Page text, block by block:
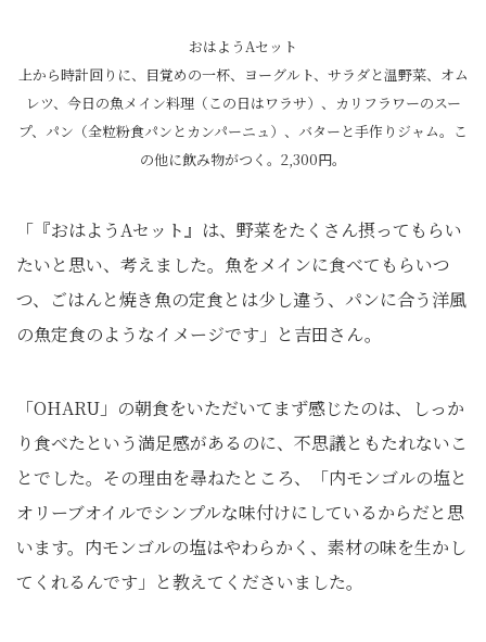
おはようAセット
上から時計回りに、目覚めの一杯、ヨーグルト、サラダと温野菜、オム
レツ、今日の魚メイン料理（この日はワラサ）、カリフラワーのスー
プ、パン（全粒粉食パンとカンパーニュ）、バターと手作りジャム。こ
の他に飲み物がつく。2,300円。
「『おはようAセット』は、野菜をたくさん摂ってもらい
たいと思い、考えました。魚をメインに食べてもらいつ
つ、ごはんと焼き魚の定食とは少し違う、パンに合う洋風
の魚定食のようなイメージです」と吉田さん。
「OHARU」の朝食をいただいてまず感じたのは、しっか
り食べたという満足感があるのに、不思議ともたれないこ
とでした。その理由を尋ねたところ、「内モンゴルの塩と
オリーブオイルでシンプルな味付けにしているからだと思
います。内モンゴルの塩はやわらかく、素材の味を生かし
てくれるんです」と教えてくださいました。